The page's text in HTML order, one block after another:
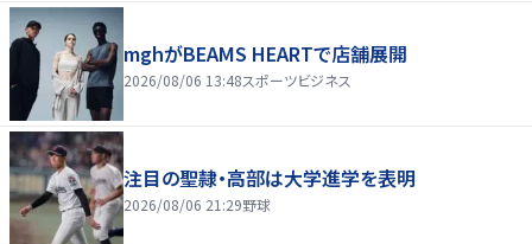
mghがBEAMS HEARTで店舗展開
2026/08/06 13:48スポーツビジネス
注目の聖隷・高部は大学進学を表明
2026/08/06 21:29野球